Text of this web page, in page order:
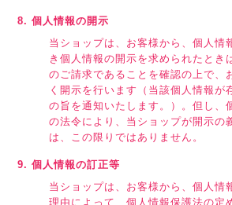
8. 個人情報の開示
当ショップは、お客様から、個人情
き個人情報の開示を求められたとき
のご請求であることを確認の上で、
く開示を行います（当該個人情報が
の旨を通知いたします。）。但し、
の法令により、当ショップが開示の
は、この限りではありません。
9. 個人情報の訂正等
当ショップは、お客様から、個人情
理由によって、個人情報保護法の定